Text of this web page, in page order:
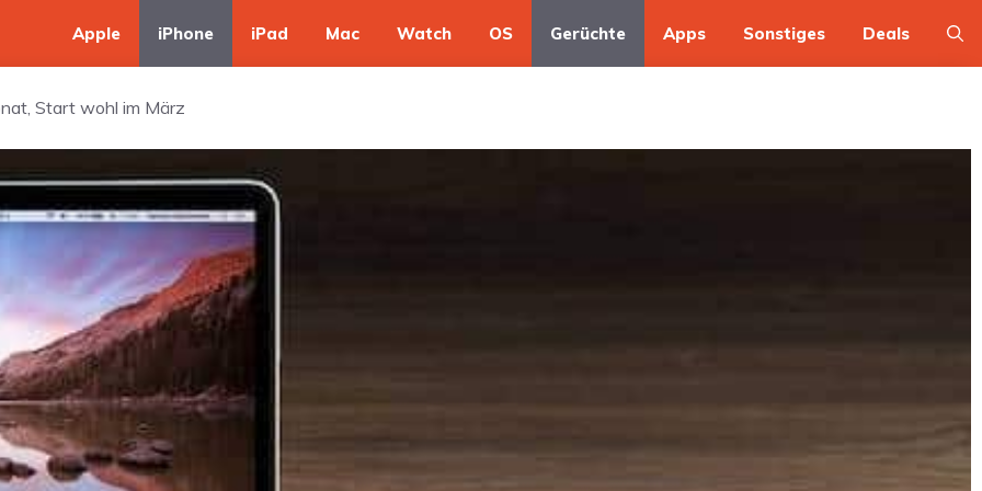
Apple iPhone iPad Mac Watch OS Gerüchte Apps Sonstiges Deals
Start wohl im März